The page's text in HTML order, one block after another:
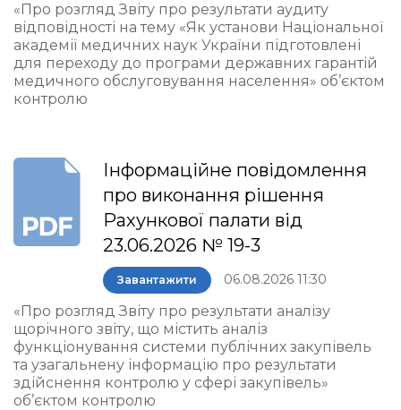
«Про розгляд Звіту про результати аудиту
відповідності на тему «Як установи Національної
академії медичних наук України підготовлені
для переходу до програми державних гарантій
медичного обслуговування населення» об’єктом
контролю
Інформаційне повідомлення
про виконання рішення
Рахункової палати від
23.06.2026 № 19-3
Завантажити 06.08.2026 11:30
«Про розгляд Звіту про результати аналізу
щорічного звіту, що містить аналіз
функціонування системи публічних закупівель
та узагальнену інформацію про результати
здійснення контролю у сфері закупівель»
об’єктом контролю